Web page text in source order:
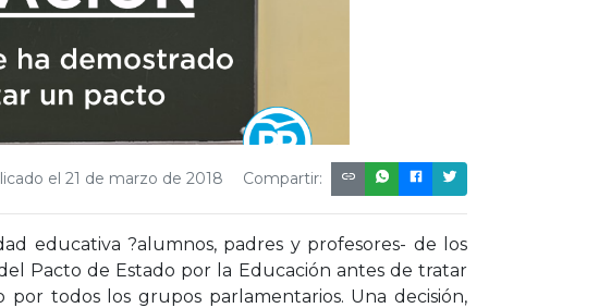
Compartir:
el 21 de marzo de 2018
educativa ?alumnos, padres y profesores- de los
Pacto de Estado por la Educación antes de tratar
todos los grupos parlamentarios. Una decisión,